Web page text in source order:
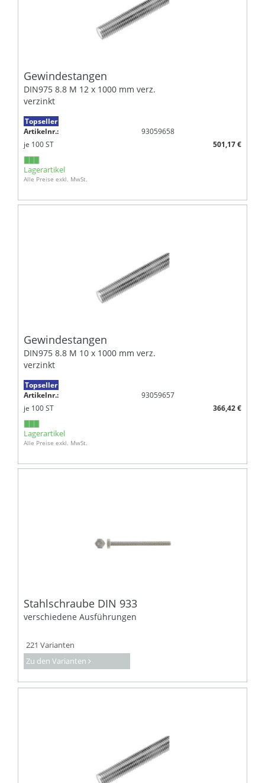
Gewindestangen
DIN975 8.8 M 12 x 1000 mm verz.
verzinkt
Topseller
Artikelnr.:
93059658
je 100ST 501,17 €
Lagerartikel
Alle Preise exkl. MwSt.
Gewindestangen
DIN975 8.8 M 10 x 1000 mm verz.
verzinkt
Topseller
Artikelnr.:
93059657
je 100ST 366,42 €
Lagerartikel
Alle Preise exkl. MwSt.
Stahlschraube DIN 933
verschiedene Ausführungen
221 Varianten
Zu den Varianten